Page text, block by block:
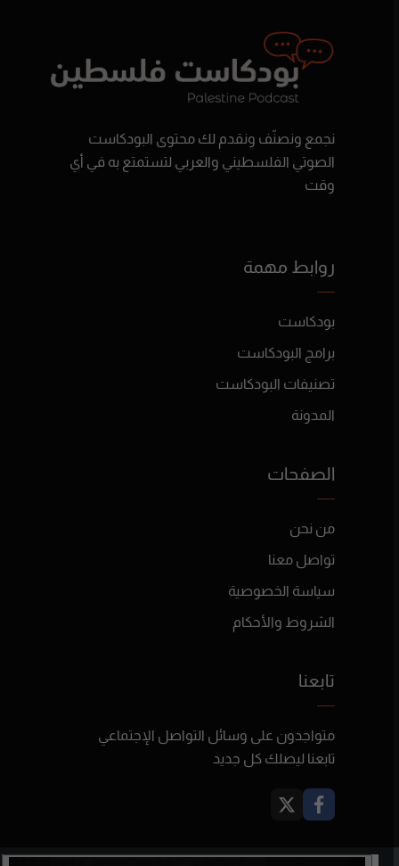
نجمع ونصنّف ونقدم لك محتوى البودكاست
الصوتي الفلسطيني والعربي لتستمتع به في أي
وقت
روابط مهمة
بودكاست
برامج البودكاست
تصنيفات البودكاست
المدونة
الصفحات
من نحن
تواصل معنا
سياسة الخصوصية
الشروط والأحكام
تابعنا
متواجدون على وسائل التواصل الإجتماعي
تابعنا ليصلك كل جديد